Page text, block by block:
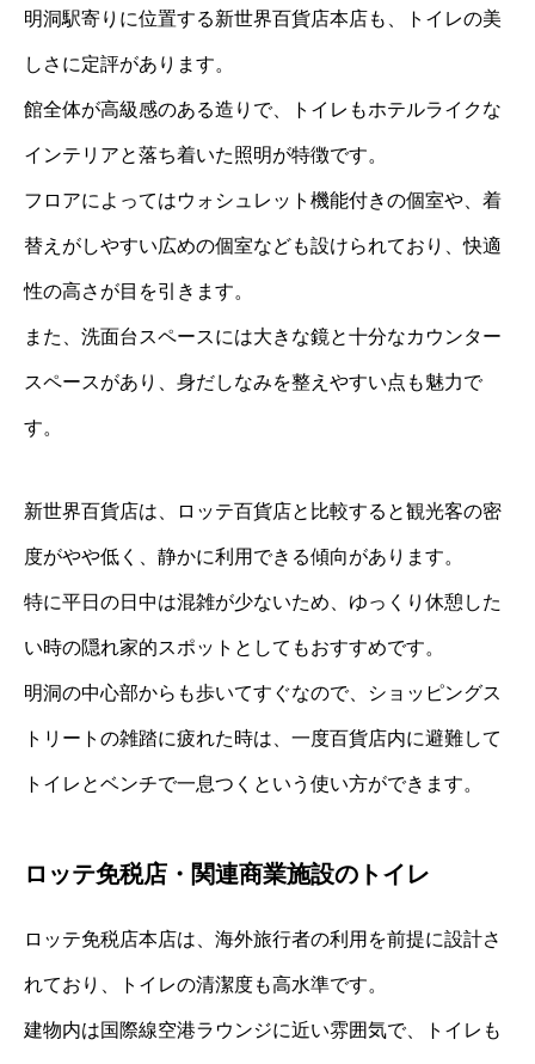
明洞駅寄りに位置する新世界百貨店本店も、トイレの美
しさに定評があります。
館全体が高級感のある造りで、トイレもホテルライクな
インテリアと落ち着いた照明が特徴です。
フロアによってはウォシュレット機能付きの個室や、着
替えがしやすい広めの個室なども設けられており、快適
性の高さが目を引きます。
また、洗面台スペースには大きな鏡と十分なカウンター
スペースがあり、身だしなみを整えやすい点も魅力で
す。
新世界百貨店は、ロッテ百貨店と比較すると観光客の密
度がやや低く、静かに利用できる傾向があります。
特に平日の日中は混雑が少ないため、ゆっくり休憩した
い時の隠れ家的スポットとしてもおすすめです。
明洞の中心部からも歩いてすぐなので、ショッピングス
トリートの雑踏に疲れた時は、一度百貨店内に避難して
トイレとベンチで一息つくという使い方ができます。
ロッテ免税店・関連商業施設のトイレ
ロッテ免税店本店は、海外旅行者の利用を前提に設計さ
れており、トイレの清潔度も高水準です。
建物内は国際線空港ラウンジに近い雰囲気で、トイレも